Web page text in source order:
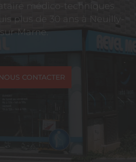
médico-techniques
plus de 30 ans à Neuilly-
sur-Marne.
NOUS CONTACTER